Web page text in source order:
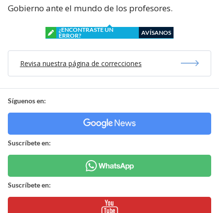
Gobierno ante el mundo de los profesores.
¿ENCONTRASTE UN
ERROR?
AVÍSANOS
Revisa nuestra página de correcciones
Síguenos en:
Suscríbete en:
Suscríbete en: